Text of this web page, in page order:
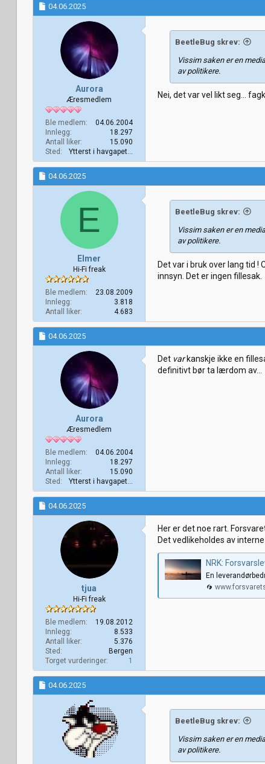
s
o
04.06.2025
Aurora
Æresmedlem
Ble medlem
04.06.2004
Innlegg
18.297
Antall liker
15.090
Sted
Ytterst i havgapet...
BeetleBug skrev:
Vissim saken er en
av politikere.
Nei, det var vel likt seg...
04.06.2025
E
Elmer
Hi-Fi freak
Ble medlem
23.08.2009
Innlegg
3.818
Antall liker
4.683
BeetleBug skrev:
Vissim saken er en
av politikere.
Det var i bruk over lang tid
innsyn. Det er ingen fillesak.
04.06.2025
Aurora
Æresmedlem
Ble medlem
04.06.2004
Innlegg
18.297
Antall liker
15.090
Sted
Ytterst i havgapet...
Det varkanskje ikke en
definitivt bør ta lærdom av...
04.06.2025
tjua
Hi-Fi freak
Ble medlem
19.08.2012
Innlegg
8.533
Antall liker
5.376
Sted
Bergen
Torget vurderinger
1
Her er det noe rart.
Det vedlikeholdes av
NRK:
En
04.06.2025
BeetleBug skrev:
Vissim saken er en
av politikere.